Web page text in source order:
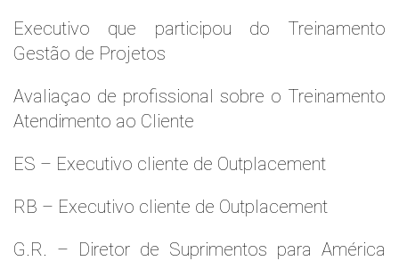
Executivo que participou do Treinamento
Gestão de Projetos
Avaliaçao de profissional sobre o Treinamento
Atendimento ao Cliente
ES – Executivo cliente de Outplacement
RB – Executivo cliente de Outplacement
G.R. – Diretor de Suprimentos para América